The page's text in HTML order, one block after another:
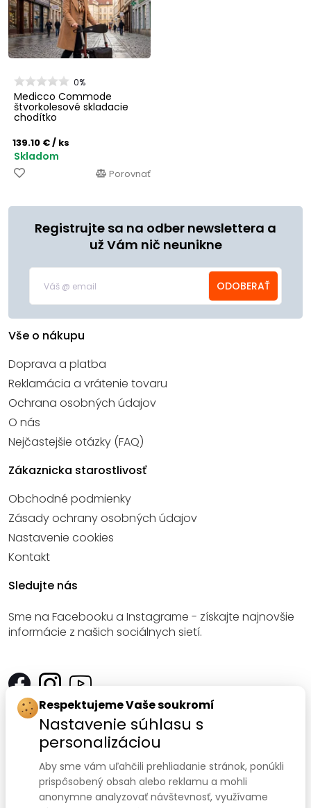
0%
Medicco Commode
štvorkolesové skladacie
chodítko
139.10 €/ ks
Skladom
Porovnať
Registrujte sa na odber newslettera a
už Vám nič neunikne
ODOBERAŤ
Vše o nákupu
Doprava a platba
Reklamácia a vrátenie tovaru
Ochrana osobných údajov
O nás
Nejčastejšie otázky (FAQ)
Zákaznicka starostlivosť
Obchodné podmienky
Zásady ochrany osobných údajov
Nastavenie cookies
Kontakt
Sledujte nás
Sme na Facebooku a Instagrame - získajte najnovšie
informácie z našich sociálnych sietí.
Kontakt
SANOMED, spol. s r.o.
Palackého třída 240/75
612 00 Brno-Královo Pole
Respektujeme Vaše soukromí
Nastavenie súhlasu s
personalizáciou
Aby sme vám uľahčili prehliadanie stránok, ponúkli
prispôsobený obsah alebo reklamu a mohli
anonymne analyzovať návštevnosť, využívame